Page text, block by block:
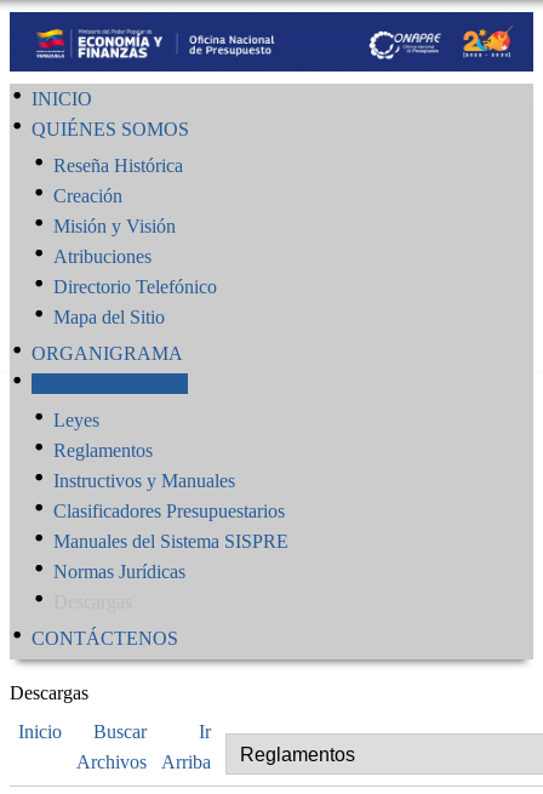
INICIO
QUIÉNES SOMOS
Reseña Histórica
Creación
Misión y Visión
Atribuciones
Directorio Telefónico
Mapa del Sitio
ORGANIGRAMA
Leyes
Reglamentos
Instructivos y Manuales
Clasificadores Presupuestarios
Manuales del Sistema SISPRE
Normas Jurídicas
CONTÁCTENOS
Descargas
Inicio
Buscar
Archivos
Ir
Arriba